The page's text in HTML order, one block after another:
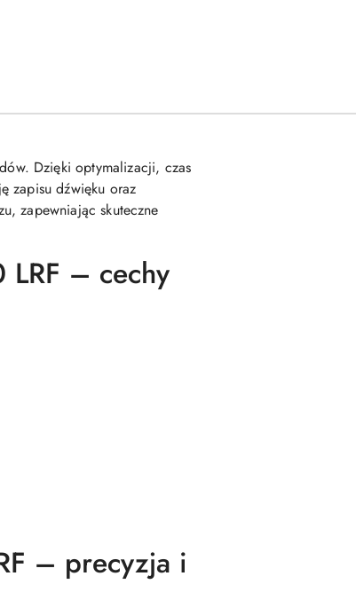
Dzięki optymalizacji, czas
zapisu dźwięku oraz
zapewniając skuteczne
LRF – cechy
– precyzja i